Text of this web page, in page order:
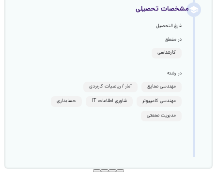
مشخصات تحصیلی
فارغ التحصیل
در مقطع
کارشناسی
در رشته
مهندسی صنایع
آمار / ریاضیات کاربردی
مهندسی کامپیوتر
فناوری اطلاعات IT
حسابداری
مدیریت صنعتی